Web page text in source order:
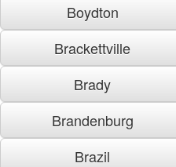
Boydton
Brackettville
Brady
Brandenburg
Brazil